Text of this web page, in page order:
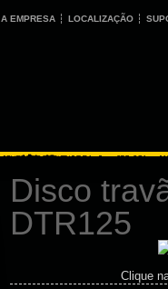
A EMPRESA LOCALIZAÇÃO
Disco
DTR125
Clique